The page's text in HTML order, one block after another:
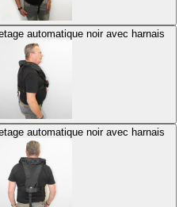
automatique noir avec harnais
automatique noir avec harnais